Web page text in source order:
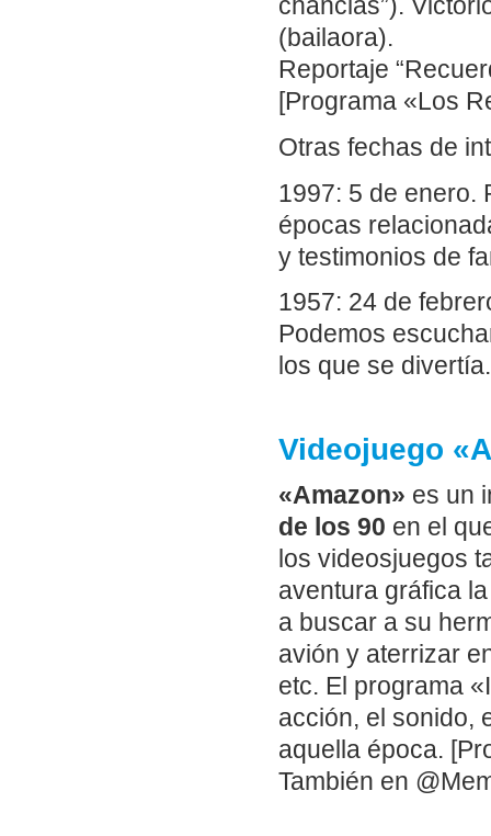
chanclas”).
(bailaora).
Reportaje
[Programa «Los
Otras fechas de
1997: 5 de enero.
épocas
y testimonios de
1957: 24 de
Podemos
los que se divertía.
Videojuego
«Amazon» es un
de los 90 en el
los videosjuegos
aventura gráfica
a buscar a su
avión y aterrizar
etc. El programa
acción, el sonido,
aquella época.
También en